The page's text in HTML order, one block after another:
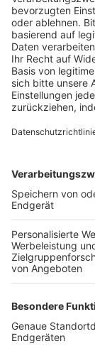
BFV-
Trainerbörse
Login SpielPlus
FOLGE DEM
TOP-
TOP-